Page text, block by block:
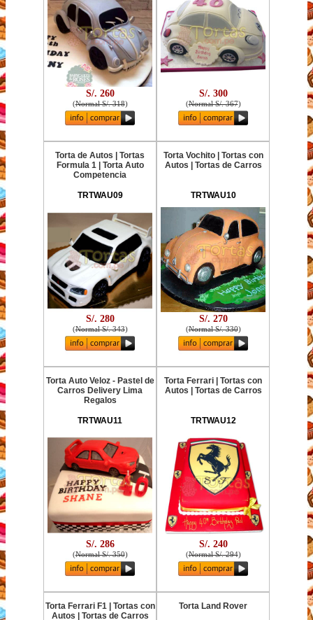
S/. 260
(Normal S/. 318)
S/. 300
(Normal S/. 367)
Torta de Autos | Tortas
Formula 1 | Torta Auto
Competencia
TRTWAU09
S/. 280
(Normal S/. 343)
Torta Vochito | Tortas con
Autos | Tortas de Carros
TRTWAU10
S/. 270
(Normal S/. 330)
Torta Auto Veloz - Pastel de
Carros Delivery Lima
Regalos
TRTWAU11
S/. 286
(Normal S/. 350)
Torta Ferrari | Tortas con
Autos | Tortas de Carros
TRTWAU12
S/. 240
(Normal S/. 294)
Torta Ferrari F1 | Tortas con
Autos | Tortas de Carros
Torta Land Rover